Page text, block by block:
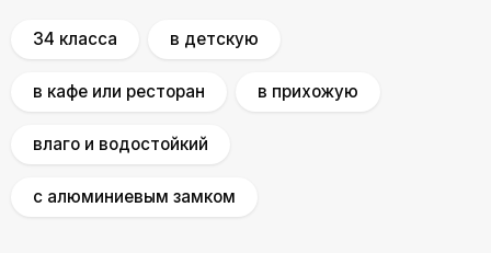
34 класса в детскую
в кафе или ресторан в прихожую
влаго и водостойкий
с алюминиевым замком